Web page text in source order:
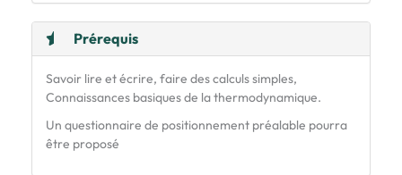
Prérequis
Savoir lire et écrire, faire des calculs simples,
Connaissances basiques de la thermodynamique.
Un questionnaire de positionnement préalable pourra
être proposé